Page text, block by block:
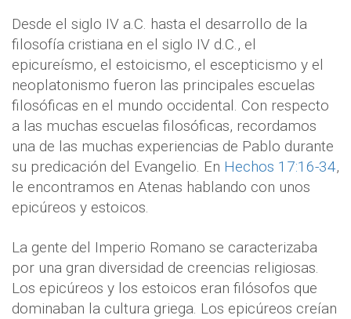
Desde el siglo IV a.C. hasta el desarrollo de la
filosofía cristiana en el siglo IV d.C., el
epicureísmo, el estoicismo, el escepticismo y el
neoplatonismo fueron las principales escuelas
filosóficas en el mundo occidental. Con respecto
a las muchas escuelas filosóficas, recordamos
una de las muchas experiencias de Pablo durante
su predicación del Evangelio. En Hechos 17:16-34,
le encontramos en Atenas hablando con unos
epicúreos y estoicos.
La gente del Imperio Romano se caracterizaba
por una gran diversidad de creencias religiosas.
Los epicúreos y los estoicos eran filósofos que
dominaban la cultura griega. Los epicúreos creían